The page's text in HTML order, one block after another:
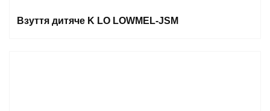
Взуття дитяче K LO LOWMEL-JSM